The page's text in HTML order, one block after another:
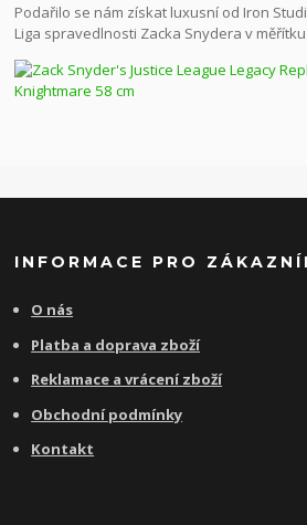
Podařilo se nám získat luxusní od Iron
Liga spravedlnosti Zacka Snydera v měřítku
INFORMACE PRO
O nás
Platba a doprava zboží
Reklamace a vrácení zboží
Obchodní podmínky
Kontakt